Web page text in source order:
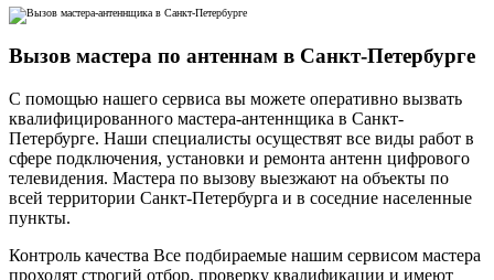
Вызов мастера по антеннам в Санкт-Петербурге
С помощью нашего сервиса вы можете оперативно вызвать
квалифицированного мастера-антеннщика в Санкт-
Петербурге. Наши специалисты осуществят все виды работ в
сфере подключения, установки и ремонта антенн цифрового
телевидения. Мастера по вызову выезжают на объекты по
всей территории Санкт-Петербурга и в соседние населенные
пункты.
Контроль качества Все подбираемые нашим сервисом мастера
проходят строгий отбор, проверку квалификации и имеют